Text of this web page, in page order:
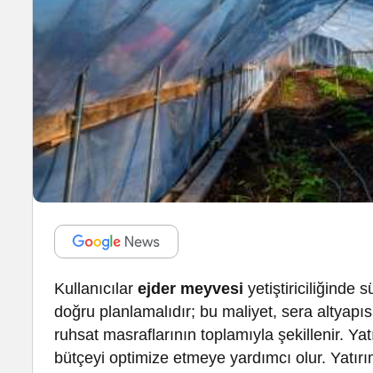
Kullanıcılarejder meyvesi yetiştiriciliğinde
doğru planlamalıdır; bu maliyet, sera
ruhsat masraflarının toplamıyla şekillenir.
bütçeyi optimize etmeye yardımcı olur.